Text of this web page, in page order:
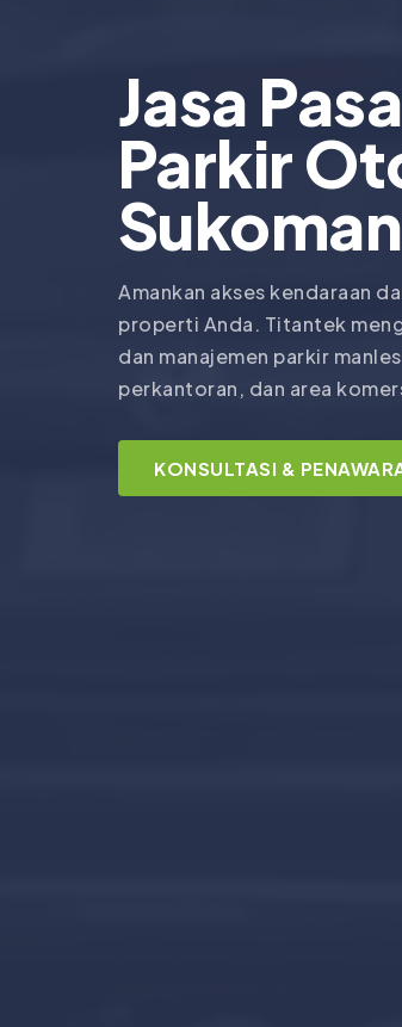
Jasa
Parkir
Amankan akses kendaraan
properti Anda. Titantek
dan manajemen parkir
perkantoran, dan area
KONSULTASI &